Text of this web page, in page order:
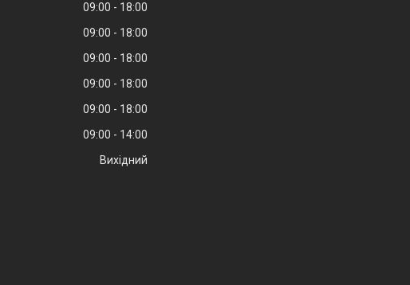
09:00
18:00
09:00
18:00
09:00
18:00
09:00
18:00
09:00
18:00
09:00
14:00
Вихідний